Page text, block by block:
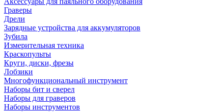
Граверы
Дрели
Зарядные устройства для аккумуляторов
Зубила
Измерительная техника
Краскопульты
Круги, диски, фрезы
Лобзики
Многофункциональный инструмент
Наборы бит и сверел
Наборы для граверов
Наборы инструментов